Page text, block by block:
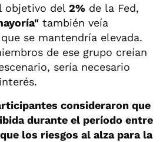
objetivo del 2% de la Fed,
también veía
se mantendría elevada.
de ese grupo creían
sería necesario
consideraron que
durante el período entre
los riesgos al alza para la